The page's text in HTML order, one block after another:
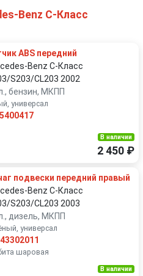
Benz C-Класс
ABS передний
Benz C-Класс
S203/CL203 2002
бензин, МКПП
универсал
В наличии
2 450 ₽
подвески передний правый
Benz C-Класс
S203/CL203 2003
дизель, МКПП
универсал
шаровая
В наличии